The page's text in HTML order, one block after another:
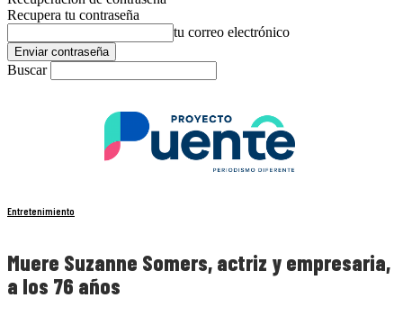
Recupera tu contraseña
tu correo electrónico
Buscar
Entretenimiento
Muere Suzanne Somers, actriz y empresaria,
a los 76 años